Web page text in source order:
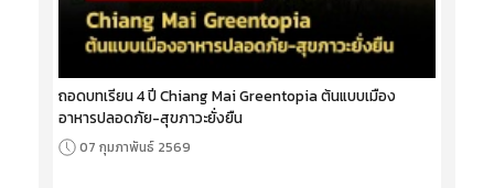
ถอดบทเรียน 4 ปี Chiang Mai Greentopia ต้นแบบเมือง
อาหารปลอดภัย-สุขภาวะยั่งยืน
07 กุมภาพันธ์ 2569